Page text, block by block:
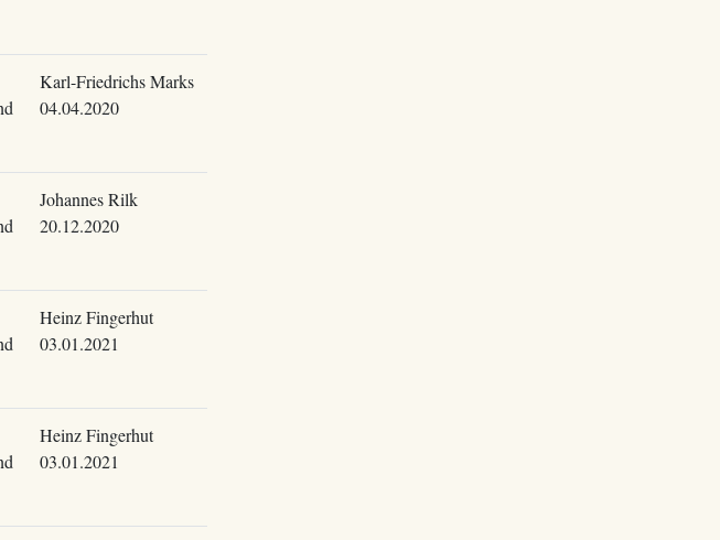
Karl-Friedrichs Marks
04.04.2020
Johannes Rilk
20.12.2020
Heinz Fingerhut
03.01.2021
Heinz Fingerhut
03.01.2021